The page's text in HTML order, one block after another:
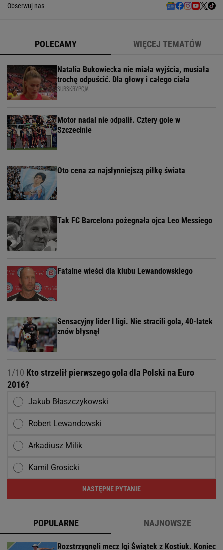
Obserwuj nas
POLECAMY WIĘCEJ TEMATÓW
Natalia Bukowiecka nie miała wyjścia, musiała
trochę odpuścić. Dla głowy i całego ciała
SUBSKRYPCJA
Motor nadal nie odpalił. Cztery gole w
Szczecinie
Oto cena za najsłynniejszą piłkę świata
Tak FC Barcelona pożegnała ojca Leo Messiego
Fatalne wieści dla klubu Lewandowskiego
Sensacyjny lider I ligi. Nie stracili gola, 40-latek
znów błysnął
1/10 Kto strzelił pierwszego gola dla Polski na Euro
2016?
Jakub Błaszczykowski
Robert Lewandowski
Arkadiusz Milik
Kamil Grosicki
NASTĘPNE PYTANIE
POPULARNE NAJNOWSZE
Rozstrzygnęli mecz Igi Świątek z Kostiuk. Koniec